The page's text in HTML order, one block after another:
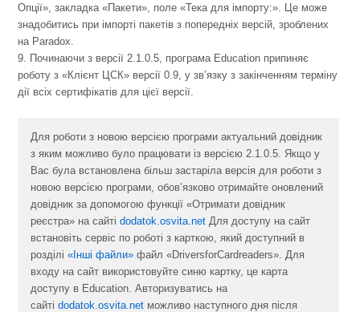
Опції», закладка «Пакети», поле «Тека для імпорту:». Це може
знадобитись при імпорті пакетів з попередніх версій, зроблених
на Paradox.
9. Починаючи з версії 2.1.0.5, програма Education припиняє
роботу з «Клієнт ЦСК» версії 0.9, у зв’язку з закінченням терміну
дії всіх сертифікатів для цієї версії.
Для роботи з новою версією програми актуальний довідник
з яким можливо було працювати із версією 2.1.0.5. Якщо у
Вас була встановлена більш застаріла версія для роботи з
новою версією програми, обов’язково отримайте оновлений
довідник за допомогою функції «Отримати довідник
реєстра» на сайтіdodatok.osvita.net Для доступу на сайт
встановіть сервіс по роботі з карткою, який доступний в
розділі«Інші файли» файл «DriversforCardreaders». Для
входу на сайт використовуйте синю картку, це карта
доступу в Education. Авторизуватись на
сайтіdodatok.osvita.net можливо наступного дня після